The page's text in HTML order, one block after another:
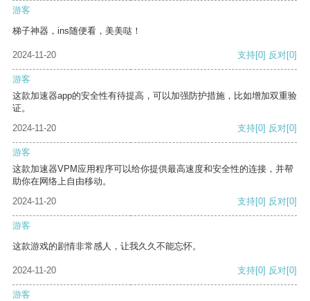
游客
梯子神器，ins随便看，美美哒！
2024-11-20 支持[0] 反对[0]
游客
这款加速器app的安全性有待提高，可以加强防护措施，比如增加双重验
证。
2024-11-20
支持[0] 反对[0]
游客
这款加速器VPM应用程序可以给你提供最高速度和安全性的连接，并帮
助你在网络上自由移动。
2024-11-20
支持[0] 反对[0]
游客
这款游戏的剧情非常感人，让我久久不能忘怀。
2024-11-20 支持[0] 反对[0]
游客